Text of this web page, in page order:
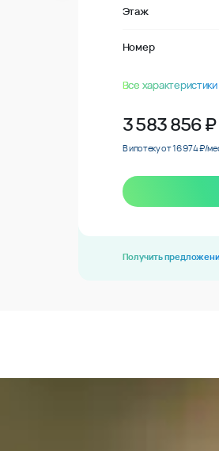
Этаж
Номер
Все характеристики
3 583 856₽
В ипотеку от 16 974 ₽/
Получить